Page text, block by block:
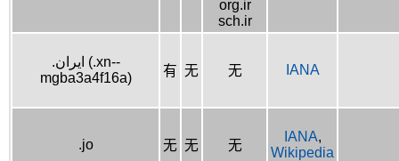
org.ir
sch.ir
.ایران (.xn--
mgba3a4f16a)
有 无 无 IANA
.jo 无 无 无
IANA,
Wikipedia